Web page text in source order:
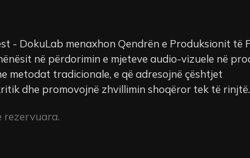
- DokuLab menaxhon Qendrën e Produksionit të
në përdorimin e mjeteve audio-vizuele në
metodat tradicionale, e që adresojnë çështjet
dhe promovojnë zhvillimin shoqëror tek të rinjtë.
rezervuara.